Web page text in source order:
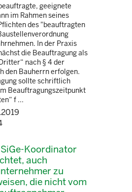
geeignete
im Rahmen seines
des "beauftragten
In der Praxis
die Beauftragung als
nach § 4 der
den Bauherrn erfolgen.
sollte schriftlich
Beauftragungszeitpunkt
f ...
Koordinator
auch
zu
die nicht vom